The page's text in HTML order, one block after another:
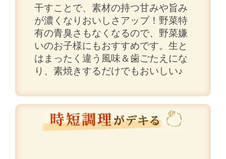
干すことで、素材の持つ甘みや旨み
が濃くなりおいしさアップ！野菜特
有の青臭さもなくなるので、野菜嫌
いのお子様にもおすすめです。生と
はまったく違う風味＆歯ごたえにな
り、素焼きするだけでもおいしい♪